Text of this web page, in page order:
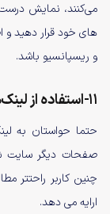
می‌کنند، نمایش
های خود قرار دهید
و ریسپانسیو باشد.
11-استفاده از لینک‌های داخلی
حتما حواستان به
صفحات دیگر سایت
چنین کاربر راحتتر
ارایه می دهد.